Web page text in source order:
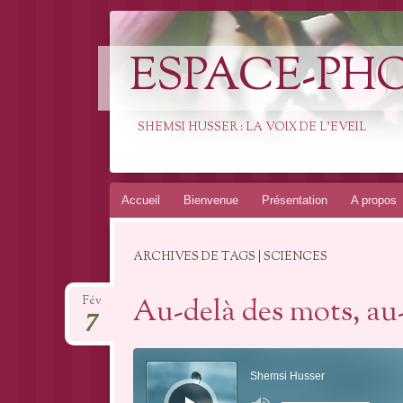
ESPACE-
SHEMSI HUSSER : LA VOIX DE L'EVEIL
Aller
Accueil Bienvenue Présentation A propos
ARCHIVES DE TAGS | SCIENCES
Au-delà des mots,
Fév
7
Lecteur
audio
Shemsi Husser
Utilisez